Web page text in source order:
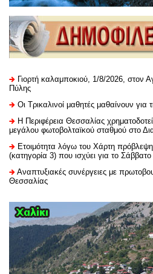
Γιορτή καλαμποκιού, 1/8/2026, στον
Πύλης
Οι Τρικαλινοί μαθητές μαθαίνουν
H Περιφέρεια Θεσσαλίας
μεγάλου φωτοβολταϊκού σταθμού στο
Ετοιμότητα λόγω του Χάρτη
(κατηγορία 3) που ισχύει για το
Αναπτυξιακές συνέργειες με
Θεσσαλίας